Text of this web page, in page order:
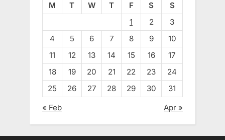
M
T W T F S
S
1
2
3
4
5 6 7 8 9
10
11
12 13 14 15 16
17
18
19 20 21 22 23
24
25
26 27 28 29 30
31
« Feb
Apr »